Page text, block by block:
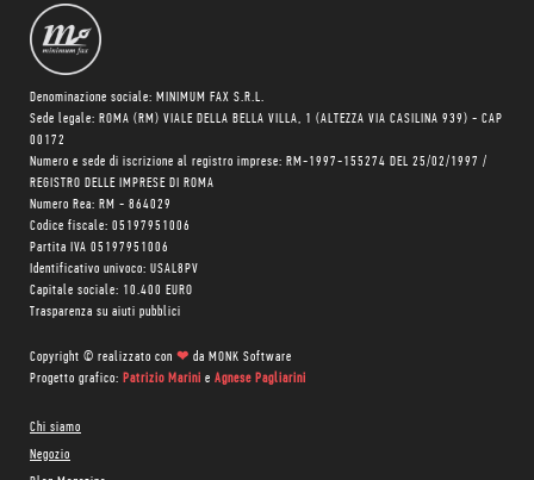
Denominazione sociale: MINIMUM FAX S.R.L.
Sede legale: ROMA (RM) VIALE DELLA BELLA VILLA, 1 (ALTEZZA VIA CASILINA 939) - CAP
00172
Numero e sede di iscrizione al registro imprese: RM-1997-155274 DEL 25/02/1997 /
REGISTRO DELLE IMPRESE DI ROMA
Numero Rea: RM - 864029
Codice fiscale: 05197951006
Partita IVA 05197951006
Identificativo univoco: USAL8PV
Capitale sociale: 10.400 EURO
Trasparenza su aiuti pubblici
Copyright © realizzato con ❤ da MONK Software
Progetto grafico: Patrizio Marini e Agnese Pagliarini
Chi siamo
Negozio